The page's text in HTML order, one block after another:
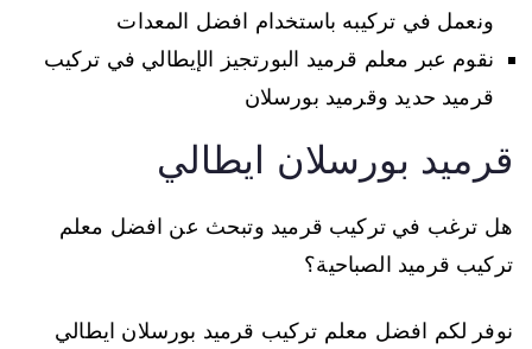
ونعمل في تركيبه باستخدام افضل المعدات
نقوم عبر معلم قرميد البورتجيز الإيطالي في تركيب
قرميد حديد وقرميد بورسلان
قرميد بورسلان ايطالي
هل ترغب في تركيب قرميد وتبحث عن افضل معلم
تركيب قرميد الصباحية؟
نوفر لكم افضل معلم تركيب قرميد بورسلان ايطالي